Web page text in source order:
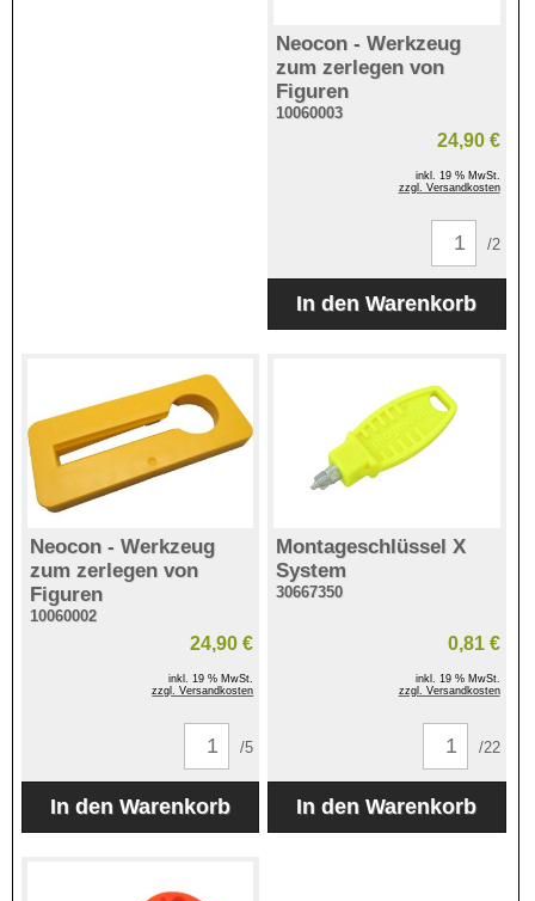
Neocon - Werkzeug
zum zerlegen von
Figuren
10060003
24,90 €
inkl. 19 % MwSt.
zzgl. Versandkosten
/2
Neocon - Werkzeug
zum zerlegen von
Figuren
10060002
24,90 €
inkl. 19 % MwSt.
zzgl. Versandkosten
/5
Montageschlüssel X
System
30667350
0,81 €
inkl. 19 % MwSt.
zzgl. Versandkosten
/22